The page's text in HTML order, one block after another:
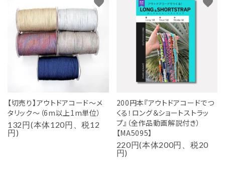
【切売り】アウトドアコード～メ
タリック～（6m以上1m単位）
132円(本体120円、税12
円)
favorite
200円本『アウトドアコードでつ
くる！ロング＆ショートストラッ
プ』（全作品動画解説付き）
【MA5095】
220円(本体200円、税20
円)
favorite